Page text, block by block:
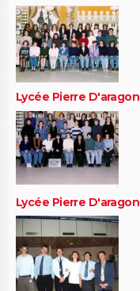
Lycée Pierre D'aragon
Lycée Pierre D'aragon